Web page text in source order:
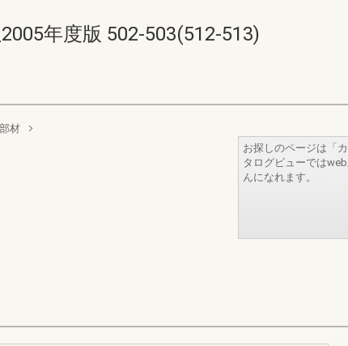
年度版 502-503(512-513)
材
お探しのページは「
タログビューでは
んになれます。